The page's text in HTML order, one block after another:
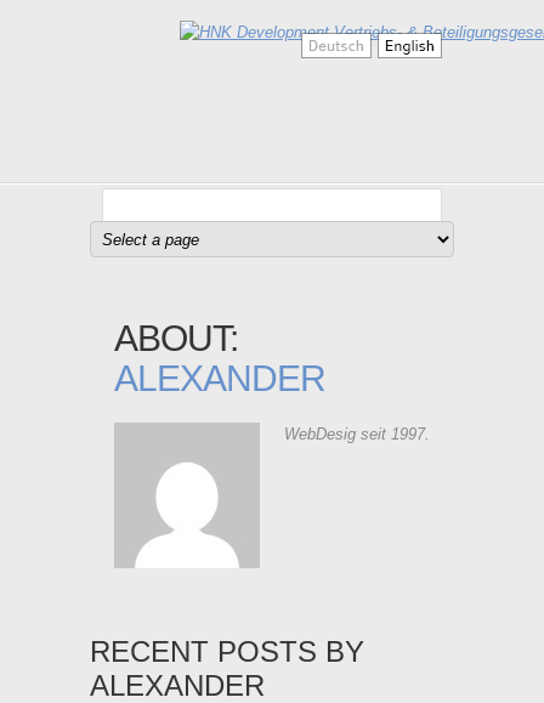
ABOUT:
ALEXANDER
WebDesig seit 1997.
RECENT POSTS BY
ALEXANDER